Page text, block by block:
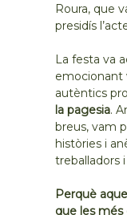
Roura, que
presidís
La festa va
emocionant
autèntics
la pagesia.
breus, vam
històries i
treballadors
Perquè
que les més